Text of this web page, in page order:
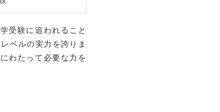
受験に追われること
ベルの実力を誇りま
わたって必要な力を